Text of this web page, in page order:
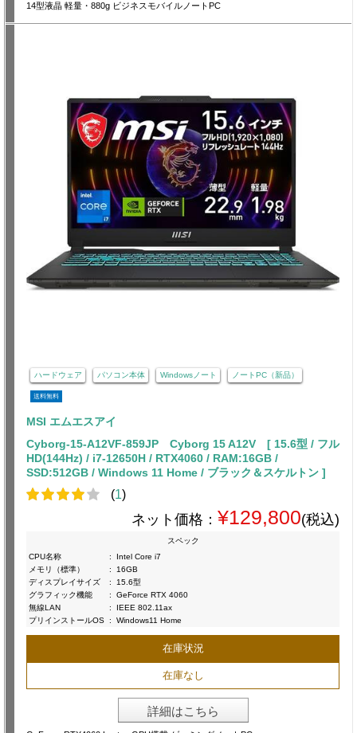
14型液晶 軽量・880g ビジネスモバイルノートPC
ハードウェア パソコン本体 Windowsノート ノートPC（新品）
送料無料
MSI エムエスアイ
Cyborg-15-A12VF-859JP Cyborg 15 A12V [ 15.6型 / フル
HD(144Hz) / i7-12650H / RTX4060 / RAM:16GB /
SSD:512GB / Windows 11 Home / ブラック＆スケルトン ]
(1)
ネット価格： ¥129,800(税込)
スペック
CPU名称
:
Intel Core i7
メモリ（標準）
:
16GB
ディスプレイサイズ
:
15.6型
グラフィック機能
:
GeForce RTX 4060
無線LAN
:
IEEE 802.11ax
プリインストールOS : Windows11 Home
在庫状況
在庫なし
詳細はこちら